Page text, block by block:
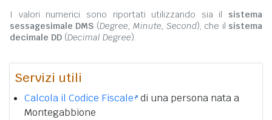
I valori numerici sono riportati utilizzando sia il sistema
sessagesimale DMS (Degree, Minute, Second), che il sistema
decimale DD (Decimal Degree).
Servizi utili
Calcola il Codice Fiscale di una persona nata a
Montegabbione